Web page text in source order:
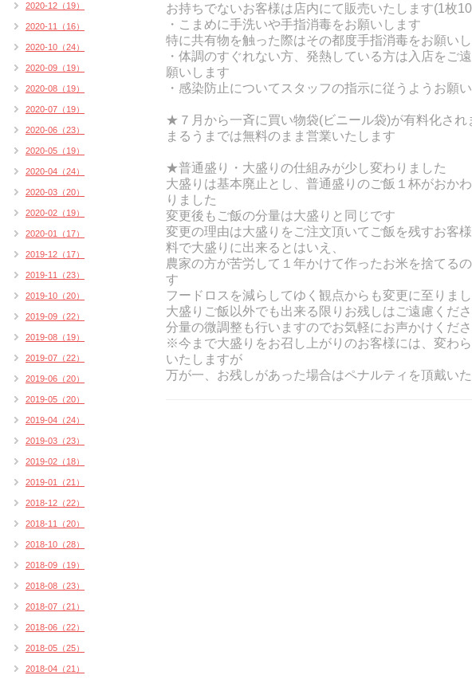
お持ちでないお客様は店内にて販売いたします(1枚
・こまめに手洗いや手指消毒をお願いします
特に共有物を触った際はその都度手指消毒をお願い
・体調のすぐれない方、発熱している方は入店をご
願いします
・感染防止についてスタッフの指示に従うようお願
★７月から一斉に買い物袋(ビニール袋)が有料化され
まるうまでは無料のまま営業いたします
★普通盛り・大盛りの仕組みが少し変わりました
大盛りは基本廃止とし、普通盛りのご飯１杯がおか
りました
変更後もご飯の分量は大盛りと同じです
変更の理由は大盛りをご注文頂いてご飯を残すお客
料で大盛りに出来るとはいえ、
農家の方が苦労して１年かけて作ったお米を捨てる
す
フードロスを減らしてゆく観点からも変更に至りま
大盛りご飯以外でも出来る限りお残しはご遠慮くだ
分量の微調整も行いますのでお気軽にお声かけくだ
※今まで大盛りをお召し上がりのお客様には、変わ
いたしますが
万が一、お残しがあった場合はペナルティを頂戴い
2020-12（19）
2020-11（16）
2020-10（24）
2020-09（19）
2020-08（19）
2020-07（19）
2020-06（23）
2020-05（19）
2020-04（24）
2020-03（20）
2020-02（19）
2020-01（17）
2019-12（17）
2019-11（23）
2019-10（20）
2019-09（22）
2019-08（19）
2019-07（22）
2019-06（20）
2019-05（20）
2019-04（24）
2019-03（23）
2019-02（18）
2019-01（21）
2018-12（22）
2018-11（20）
2018-10（28）
2018-09（19）
2018-08（23）
2018-07（21）
2018-06（22）
2018-05（25）
2018-04（21）